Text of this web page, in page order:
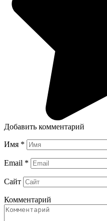
Добавить комментарий
Имя *
Email *
Сайт
Комментарий